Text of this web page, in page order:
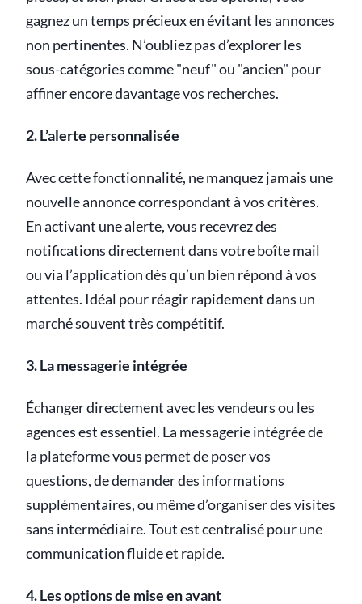
gagnez un temps précieux en évitant les annonces
non pertinentes. N’oubliez pas d’explorer les
sous-catégories comme "neuf" ou "ancien" pour
affiner encore davantage vos recherches.
2. L’alerte personnalisée
Avec cette fonctionnalité, ne manquez jamais une
nouvelle annonce correspondant à vos critères.
En activant une alerte, vous recevrez des
notifications directement dans votre boîte mail
ou via l’application dès qu’un bien répond à vos
attentes. Idéal pour réagir rapidement dans un
marché souvent très compétitif.
3. La messagerie intégrée
Échanger directement avec les vendeurs ou les
agences est essentiel. La messagerie intégrée de
la plateforme vous permet de poser vos
questions, de demander des informations
supplémentaires, ou même d’organiser des visites
sans intermédiaire. Tout est centralisé pour une
communication fluide et rapide.
4. Les options de mise en avant